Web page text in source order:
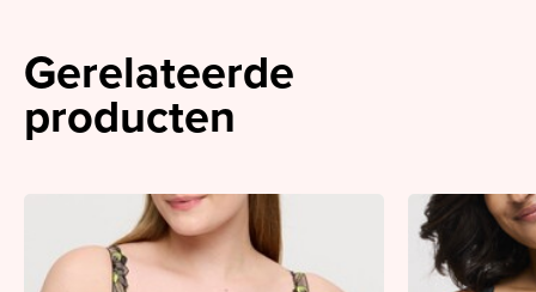
Gerelateerde
producten